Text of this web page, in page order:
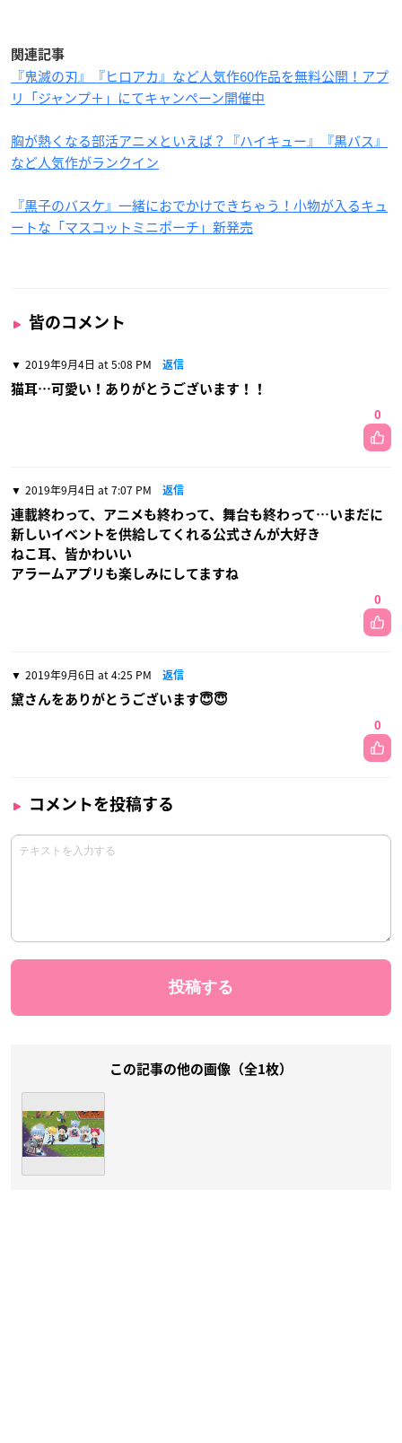
関連記事
『鬼滅の刃』『ヒロアカ』など人気作60作品を無料公開！アプ
リ「ジャンプ＋」にてキャンペーン開催中
胸が熱くなる部活アニメといえば？『ハイキュー』『黒バス』
など人気作がランクイン
『黒子のバスケ』一緒におでかけできちゃう！小物が入るキュ
ートな「マスコットミニポーチ」新発売
皆のコメント
2019年9月4日 at 5:08 PM 返信
猫耳…可愛い！ありがとうございます！！
0
2019年9月4日 at 7:07 PM 返信
連載終わって、アニメも終わって、舞台も終わって…いまだに
新しいイベントを供給してくれる公式さんが大好き
ねこ耳、皆かわいい
アラームアプリも楽しみにしてますね
0
2019年9月6日 at 4:25 PM 返信
黛さんをありがとうございます😇😇
0
コメントを投稿する
この記事の他の画像（全1枚）